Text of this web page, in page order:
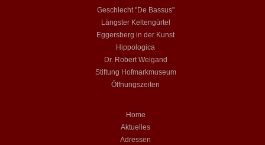
Geschlecht "De Bassus"
Längster Keltengürtel
Eggersberg in der Kunst
Hippologica
Dr. Robert Weigand
Stiftung Hofmarkmuseum
Öffnungszeiten
Home
Aktuelles
Adressen